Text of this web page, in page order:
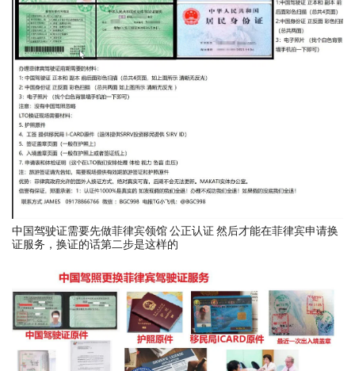
中国驾驶证需要先做菲律宾领馆 公正认证 然后才能在菲律宾申请换
证服务，换证的话第二步是这样的